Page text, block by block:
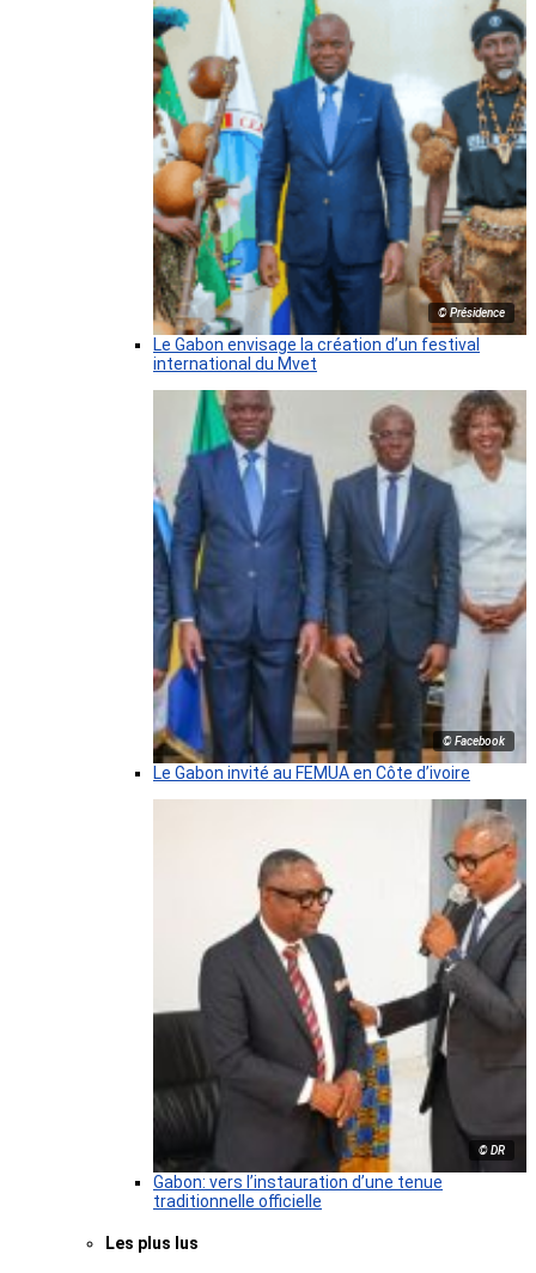
© Présidence
Le Gabon envisage la création d’un festival
international du Mvet
© Facebook
Le Gabon invité au FEMUA en Côte d’ivoire
© DR
Gabon: vers l’instauration d’une tenue
traditionnelle officielle
Les plus lus